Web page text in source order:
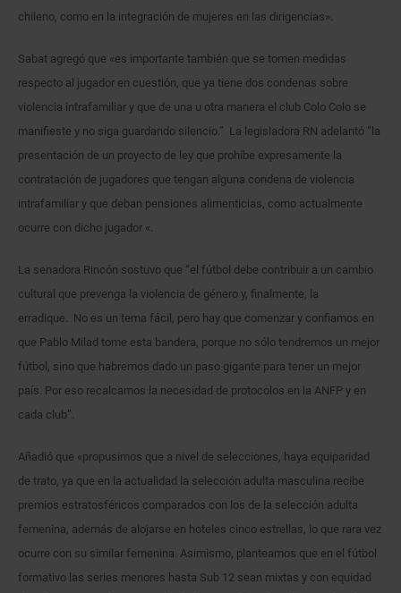
chileno, como en la integración de mujeres en las dirigencias».
Sabat agregó que «es importante también que se tomen medidas
respecto al jugador en cuestión, que ya tiene dos condenas sobre
violencia intrafamiliar y que de una u otra manera el club Colo Colo se
manifieste y no siga guardando silencio.” La legisladora RN adelantó “la
presentación de un proyecto de ley que prohíbe expresamente la
contratación de jugadores que tengan alguna condena de violencia
intrafamiliar y que deban pensiones alimenticias, como actualmente
ocurre con dicho jugador «.
La senadora Rincón sostuvo que “el fútbol debe contribuir a un cambio
cultural que prevenga la violencia de género y, finalmente, la
erradique. No es un tema fácil, pero hay que comenzar y confiamos en
que Pablo Milad tome esta bandera, porque no sólo tendremos un mejor
fútbol, sino que habremos dado un paso gigante para tener un mejor
país. Por eso recalcamos la necesidad de protocolos en la ANFP y en
cada club”.
Añadió que «propusimos que a nivel de selecciones, haya equiparidad
de trato, ya que en la actualidad la selección adulta masculina recibe
premios estratosféricos comparados con los de la selección adulta
femenina, además de alojarse en hoteles cinco estrellas, lo que rara vez
ocurre con su similar femenina. Asimismo, planteamos que en el fútbol
formativo las series menores hasta Sub 12 sean mixtas y con equidad